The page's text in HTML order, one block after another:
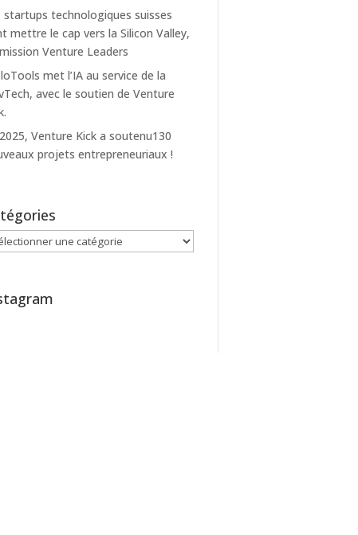
startups technologiques suisses
mettre le cap vers la Silicon Valley,
Venture Leaders
met l’IA au service de la
avec le soutien de Venture
Venture Kick a soutenu130
projets entrepreneuriaux !